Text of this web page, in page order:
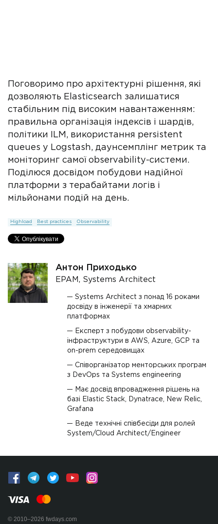
Поговоримо про архітектурні рішення, які
дозволяють Elasticsearch залишатися
стабільним під високим навантаженням:
правильна організація індексів і шардів,
політики ILM, використання persistent
queues у Logstash, даунсемплінг метрик та
моніторинг самої observability-системи.
Поділюся досвідом побудови надійної
платформи з терабайтами логів і
мільйонами подій на день.
Highload Best practices Observability
Антон Приходько
EPAM, Systems Architect
Systems Architect з понад 16 роками
досвіду в інженерії та хмарних
платформах
Експерт з побудови observability-
інфраструктури в AWS, Azure, GCP та
on-prem середовищах
Співорганізатор менторських програм
з DevOps та Systems engineering
Має досвід впровадження рішень на
базі Elastic Stack, Dynatrace, New Relic,
Grafana
Веде технічні співбесіди для ролей
System/Cloud Architect/Engineer
© 2010–2026 fwdays.com